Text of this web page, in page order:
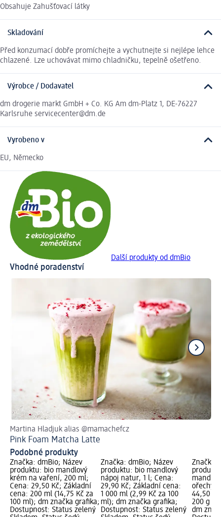
Obsahuje Zahušťovací látky
Skladování
Před konzumací dobře promíchejte a vychutnejte si nejlépe lehce
chlazené. Lze uchovávat mimo chladničku, tepelně ošetřeno.
Výrobce / Dodavatel
dm drogerie markt GmbH + Co. KG Am dm-Platz 1, DE-76227
Karlsruhe servicecenter@dm.de
Vyrobeno v
EU, Německo
Další produkty od dmBio
Vhodné poradenství
Martina Hladjuk alias @mamachefcz
Pink Foam Matcha Latte
Podobné produkty
Značka: dmBio; Název
produktu: bio mandlový
krém na vaření, 200 ml;
Cena: 29,50 Kč; Základní
cena: 200 ml (14,75 Kč za
100 ml); dm značka grafika;
Dostupnost: Status zelený
Značka: dmBio; Název
produktu: bio mandlový
nápoj natur, 1 l; Cena:
29,90 Kč; Základní cena:
1 000 ml (2,99 Kč za 100
ml); dm značka grafika;
Dostupnost: Status zelený
Značka:
ořechy,
44,50
200 g
dm